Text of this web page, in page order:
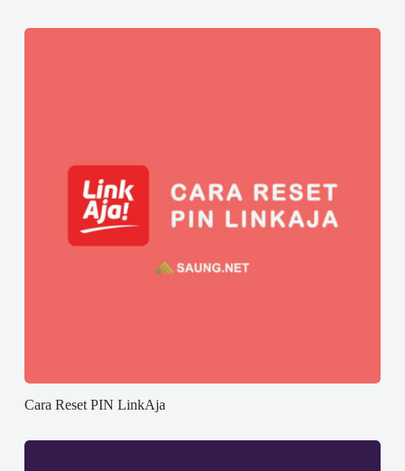
Cara Reset PIN LinkAja